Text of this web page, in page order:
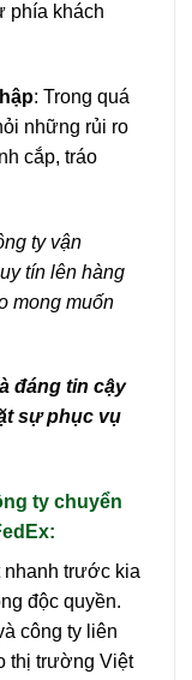
phía khách
: Trong quá
những rủi ro
cắp, tráo
ty vận
tín lên hàng
mong muốn
đáng tin cậy
sự phục vụ
ty chuyển
nhanh trước kia
độc quyền.
công ty liên
thị trường Việt